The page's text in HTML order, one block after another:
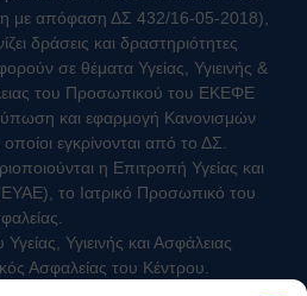
Νομοθεσία
Κανονισμοί
Ανακοινώσεις
Οδηγίες Προστασίας (Πολιτική
με απόφαση ΔΣ 432/16-05-2018),
δράσεις και δραστηριότητες
σε θέματα Υγείας, Υγιεινής &
του Προσωπικού του ΕΚΕΦΕ
και εφαρμογή Κανονισμών
εγκρίνονται από το ΔΣ.
η Επιτροπή Υγείας και
το Ιατρικό Προσωπικό του
Υγιεινής και Ασφάλειας
Ασφαλείας του Κέντρου.